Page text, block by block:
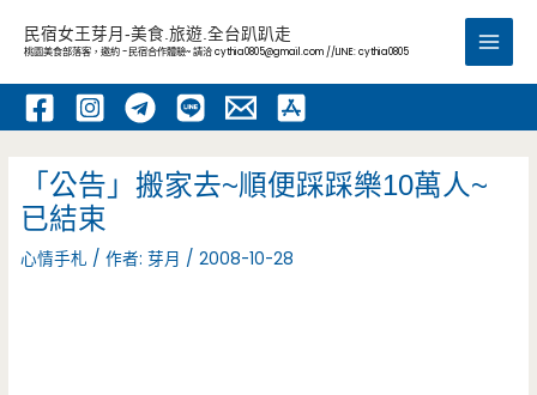
內
民宿女王芽月-美食.旅遊.全台趴趴走
桃園美食部落客，邀約 -民宿合作體驗~ 請洽cythia0805@gmail.com //LINE: cythia0805
Main
「公告」搬家去~順便踩踩樂10萬人~
已結束
心情手札 / 作者:芽月 /2008-10-28